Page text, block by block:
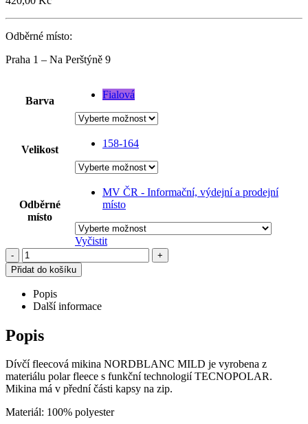
Odběrné místo:
Praha 1 – Na Perštýně 9
Barva
Fialová
Velikost
158-164
Odběrné
místo
MV ČR - Informační, výdejní a prodejní
místo
Vyčistit
-
+
Přidat do košíku
Popis
Další informace
Popis
Dívčí fleecová mikina NORDBLANC MILD je vyrobena z
materiálu polar fleece s funkční technologií TECNOPOLAR.
Mikina má v přední části kapsy na zip.
Materiál: 100% polyester